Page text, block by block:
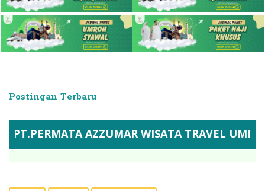
Postingan Terbaru
AZZUMAR WISATA TRAVEL UMROH RESMI